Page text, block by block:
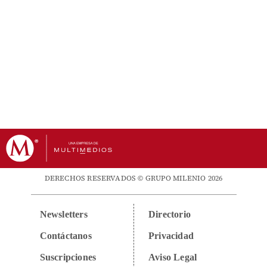
DERECHOS RESERVADOS © GRUPO MILENIO 2026
Newsletters
Contáctanos
Suscripciones
Directorio
Privacidad
Aviso Legal